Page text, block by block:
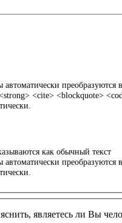
преобразуются
<cite> <blockquote>
как обычный текст
преобразуются
являетесь ли Вы